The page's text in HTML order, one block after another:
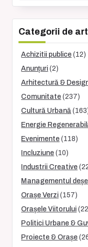
Categorii de
Achizitii publice (12)
Anunțuri (2)
Arhitectură &
Comunitate (237)
Cultură Urbană
Energie
Evenimente (118)
Incluziune (10)
Industrii Creative
Managementul
Orașe Verzi (157)
Orașele Viitorului
Politici Urbane &
Proiecte & Orașe